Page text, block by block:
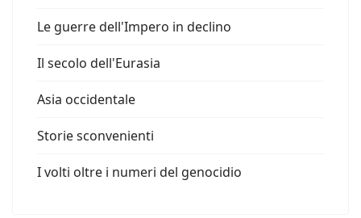
Le guerre dell'Impero in declino
Il secolo dell'Eurasia
Asia occidentale
Storie sconvenienti
I volti oltre i numeri del genocidio